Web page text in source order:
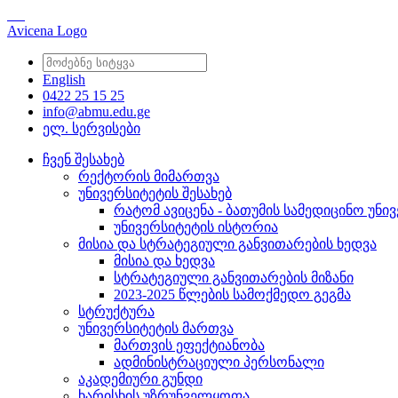
Avicena Logo
English
0422 25 15 25
info@abmu.edu.ge
ელ. სერვისები
ჩვენ შესახებ
რექტორის მიმართვა
უნივერსიტეტის შესახებ
რატომ ავიცენა - ბათუმის სამედიცინო
უნივერსიტეტის ისტორია
მისია და სტრატეგიული განვითარების ხედვა
მისია და ხედვა
სტრატეგიული განვითარების მიზანი
2023-2025 წლების სამოქმედო გეგმა
სტრუქტურა
უნივერსიტეტის მართვა
მართვის ეფექტიანობა
ადმინისტრაციული პერსონალი
აკადემიური გუნდი